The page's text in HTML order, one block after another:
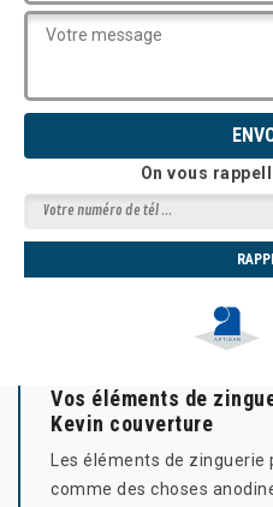
On vous
Vos éléments de
Kevin couverture
Les éléments de
comme des choses